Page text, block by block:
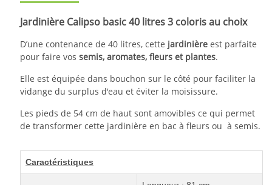
Jardinière Calipso basic 40 litres 3 coloris au choix
D’une contenance de 40 litres, cette jardinière est parfaite
pour faire vos semis, aromates, fleurs et plantes.
Elle est équipée dans bouchon sur le côté pour faciliter la
vidange du surplus d'eau et éviter la moisissure.
Les pieds de 54 cm de haut sont amovibles ce qui permet
de transformer cette jardinière en bac à fleurs ou à semis.
Caractéristiques